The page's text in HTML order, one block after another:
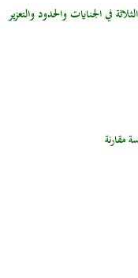
في الجنايات والحدود والتعزير
مقارنة